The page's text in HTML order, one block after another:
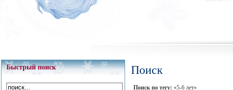
Быстрый поиск Поиск
Поиск по тегу: «5-6 лет»